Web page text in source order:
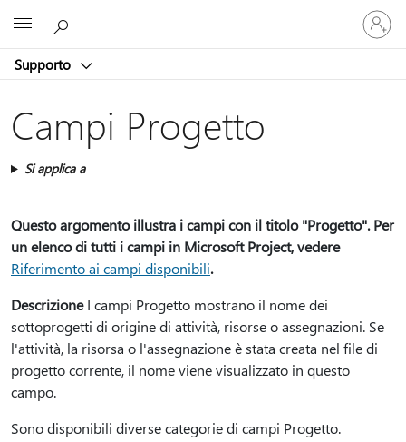
Supporto
Accedi
con
il
account
Campi Progetto
Si applica a
Questo argomento illustra i campi con il titolo "Progetto". Per
un elenco di tutti i campi in Microsoft Project, vedere
Riferimento ai campi disponibili.
DescrizioneI campi Progetto mostrano il nome dei
sottoprogetti di origine di attività, risorse o assegnazioni. Se
l'attività, la risorsa o l'assegnazione è stata creata nel file di
progetto corrente, il nome viene visualizzato in questo
campo.
Sono disponibili diverse categorie di campi Progetto.